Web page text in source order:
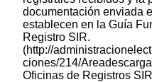
documentación enviada
establecen en la Guía
Registro SIR.
(http://
ciones/214/
Oficinas de Registros